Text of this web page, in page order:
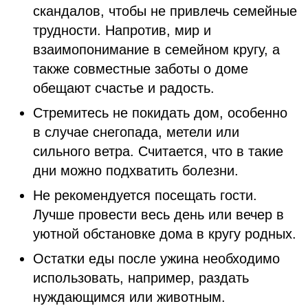
скандалов, чтобы не привлечь семейные
трудности. Напротив, мир и
взаимопонимание в семейном кругу, а
также совместные заботы о доме
обещают счастье и радость.
Стремитесь не покидать дом, особенно
в случае снегопада, метели или
сильного ветра. Считается, что в такие
дни можно подхватить болезни.
Не рекомендуется посещать гости.
Лучше провести весь день или вечер в
уютной обстановке дома в кругу родных.
Остатки еды после ужина необходимо
использовать, например, раздать
нуждающимся или животным.